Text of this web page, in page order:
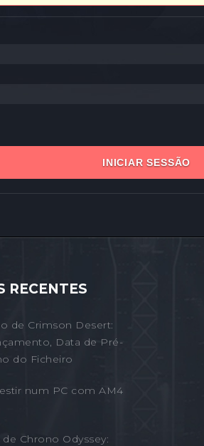
INICIAR SESSÃO
RECENTES
de Crimson Desert:
Data de Pré-
do Ficheiro
num PC com AM4
Chrono Odyssey: